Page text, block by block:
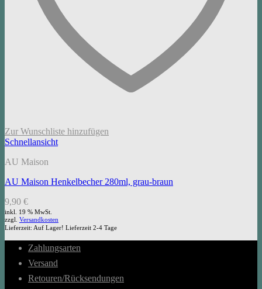
Zur Wunschliste hinzufügen
Schnellansicht
AU Maison
AU Maison Henkelbecher 280ml, grau-braun
9,90 €
inkl. 19 % MwSt.
zzgl. Versandkosten
Lieferzeit: Auf Lager! Lieferzeit 2-4 Tage
Zahlungsarten
Versand
Retouren/Rücksendungen